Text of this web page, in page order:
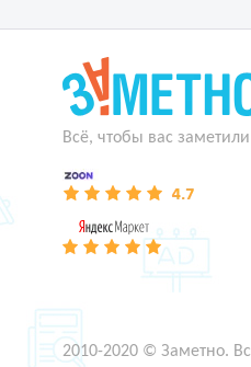
Всё, чтобы вас заметили
2010-2020 © Заметно.